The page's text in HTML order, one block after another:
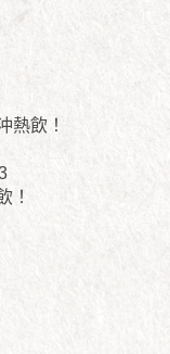
熱飲！
！